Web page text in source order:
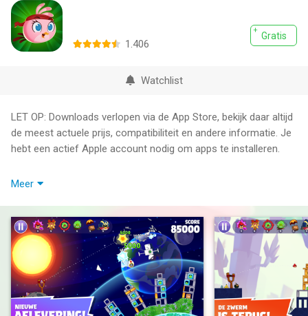
Gratis
1.406
Watchlist
LET OP: Downloads verlopen via de App Store, bekijk daar altijd
de meest actuele prijs, compatibiliteit en andere informatie. Je
hebt een actief Apple account nodig om apps te installeren.
- Angry Birds Space wordt hier opnieuw uitgebracht! Sluit je aan
en Halgoritme!
- Met meer dan 60 afleveringen bezorgen onze maandelijkse
updates je frisse en vurige content om te ontdekken, met
momenteel meer dan 2000 beschikbare levels!
- Slinger door de kermisfunctie om te draaien voor dagelijkse
beloningen, win unieke vogelkostuums en ontdek andere leuke
Meer